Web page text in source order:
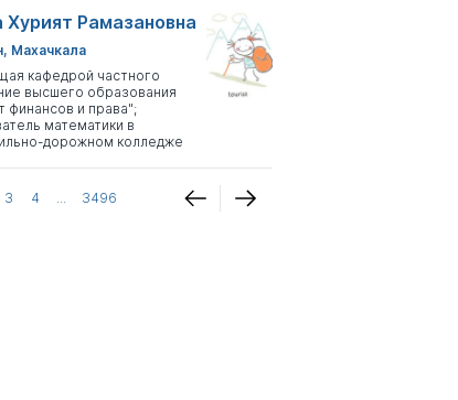
Хурият Рамазановна
Махачкала
кафедрой частного
высшего образования
финансов и права";
математики в
дорожном колледже
3 4 ... 3496